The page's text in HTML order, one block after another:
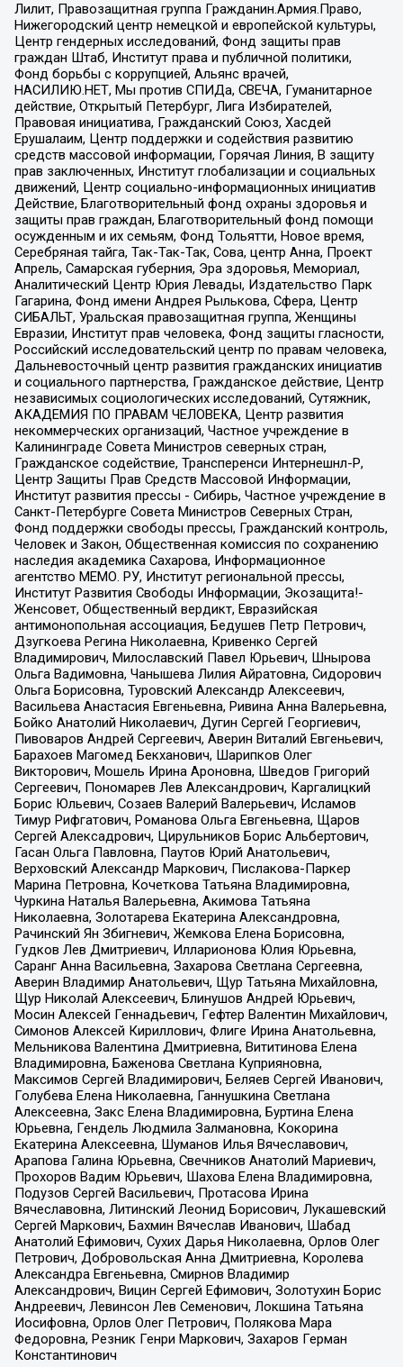
Лилит, Правозащитная группа Гражданин.Армия.Право,
Нижегородский центр немецкой и европейской культуры,
Центр гендерных исследований, Фонд защиты прав
граждан Штаб, Институт права и публичной политики,
Фонд борьбы с коррупцией, Альянс врачей,
НАСИЛИЮ.НЕТ, Мы против СПИДа, СВЕЧА, Гуманитарное
действие, Открытый Петербург, Лига Избирателей,
Правовая инициатива, Гражданский Союз, Хасдей
Ерушалаим, Центр поддержки и содействия развитию
средств массовой информации, Горячая Линия, В защиту
прав заключенных, Институт глобализации и социальных
движений, Центр социально-информационных инициатив
Действие, Благотворительный фонд охраны здоровья и
защиты прав граждан, Благотворительный фонд помощи
осужденным и их семьям, Фонд Тольятти, Новое время,
Серебряная тайга, Так-Так-Так, Сова, центр Анна, Проект
Апрель, Самарская губерния, Эра здоровья, Мемориал,
Аналитический Центр Юрия Левады, Издательство Парк
Гагарина, Фонд имени Андрея Рылькова, Сфера, Центр
СИБАЛЬТ, Уральская правозащитная группа, Женщины
Евразии, Институт прав человека, Фонд защиты гласности,
Российский исследовательский центр по правам человека,
Дальневосточный центр развития гражданских инициатив
и социального партнерства, Гражданское действие, Центр
независимых социологических исследований, Сутяжник,
АКАДЕМИЯ ПО ПРАВАМ ЧЕЛОВЕКА, Центр развития
некоммерческих организаций, Частное учреждение в
Калининграде Совета Министров северных стран,
Гражданское содействие, Трансперенси Интернешнл-Р,
Центр Защиты Прав Средств Массовой Информации,
Институт развития прессы - Сибирь, Частное учреждение в
Санкт-Петербурге Совета Министров Северных Стран,
Фонд поддержки свободы прессы, Гражданский контроль,
Человек и Закон, Общественная комиссия по сохранению
наследия академика Сахарова, Информационное
агентство МЕМО. РУ, Институт региональной прессы,
Институт Развития Свободы Информации, Экозащита!-
Женсовет, Общественный вердикт, Евразийская
антимонопольная ассоциация, Бедушев Петр Петрович,
Дзугкоева Регина Николаевна, Кривенко Сергей
Владимирович, Милославский Павел Юрьевич, Шнырова
Ольга Вадимовна, Чанышева Лилия Айратовна, Сидорович
Ольга Борисовна, Туровский Александр Алексеевич,
Васильева Анастасия Евгеньевна, Ривина Анна Валерьевна,
Бойко Анатолий Николаевич, Дугин Сергей Георгиевич,
Пивоваров Андрей Сергеевич, Аверин Виталий Евгеньевич,
Барахоев Магомед Бекханович, Шарипков Олег
Викторович, Мошель Ирина Ароновна, Шведов Григорий
Сергеевич, Пономарев Лев Александрович, Каргалицкий
Борис Юльевич, Созаев Валерий Валерьевич, Исламов
Тимур Рифгатович, Романова Ольга Евгеньевна, Щаров
Сергей Алексадрович, Цирульников Борис Альбертович,
Гасан Ольга Павловна, Паутов Юрий Анатольевич,
Верховский Александр Маркович, Пислакова-Паркер
Марина Петровна, Кочеткова Татьяна Владимировна,
Чуркина Наталья Валерьевна, Акимова Татьяна
Николаевна, Золотарева Екатерина Александровна,
Рачинский Ян Збигневич, Жемкова Елена Борисовна,
Гудков Лев Дмитриевич, Илларионова Юлия Юрьевна,
Саранг Анна Васильевна, Захарова Светлана Сергеевна,
Аверин Владимир Анатольевич, Щур Татьяна Михайловна,
Щур Николай Алексеевич, Блинушов Андрей Юрьевич,
Мосин Алексей Геннадьевич, Гефтер Валентин Михайлович,
Симонов Алексей Кириллович, Флиге Ирина Анатольевна,
Мельникова Валентина Дмитриевна, Вититинова Елена
Владимировна, Баженова Светлана Куприяновна,
Максимов Сергей Владимирович, Беляев Сергей Иванович,
Голубева Елена Николаевна, Ганнушкина Светлана
Алексеевна, Закс Елена Владимировна, Буртина Елена
Юрьевна, Гендель Людмила Залмановна, Кокорина
Екатерина Алексеевна, Шуманов Илья Вячеславович,
Арапова Галина Юрьевна, Свечников Анатолий Мариевич,
Прохоров Вадим Юрьевич, Шахова Елена Владимировна,
Подузов Сергей Васильевич, Протасова Ирина
Вячеславовна, Литинский Леонид Борисович, Лукашевский
Сергей Маркович, Бахмин Вячеслав Иванович, Шабад
Анатолий Ефимович, Сухих Дарья Николаевна, Орлов Олег
Петрович, Добровольская Анна Дмитриевна, Королева
Александра Евгеньевна, Смирнов Владимир
Александрович, Вицин Сергей Ефимович, Золотухин Борис
Андреевич, Левинсон Лев Семенович, Локшина Татьяна
Иосифовна, Орлов Олег Петрович, Полякова Мара
Федоровна, Резник Генри Маркович, Захаров Герман
Константинович